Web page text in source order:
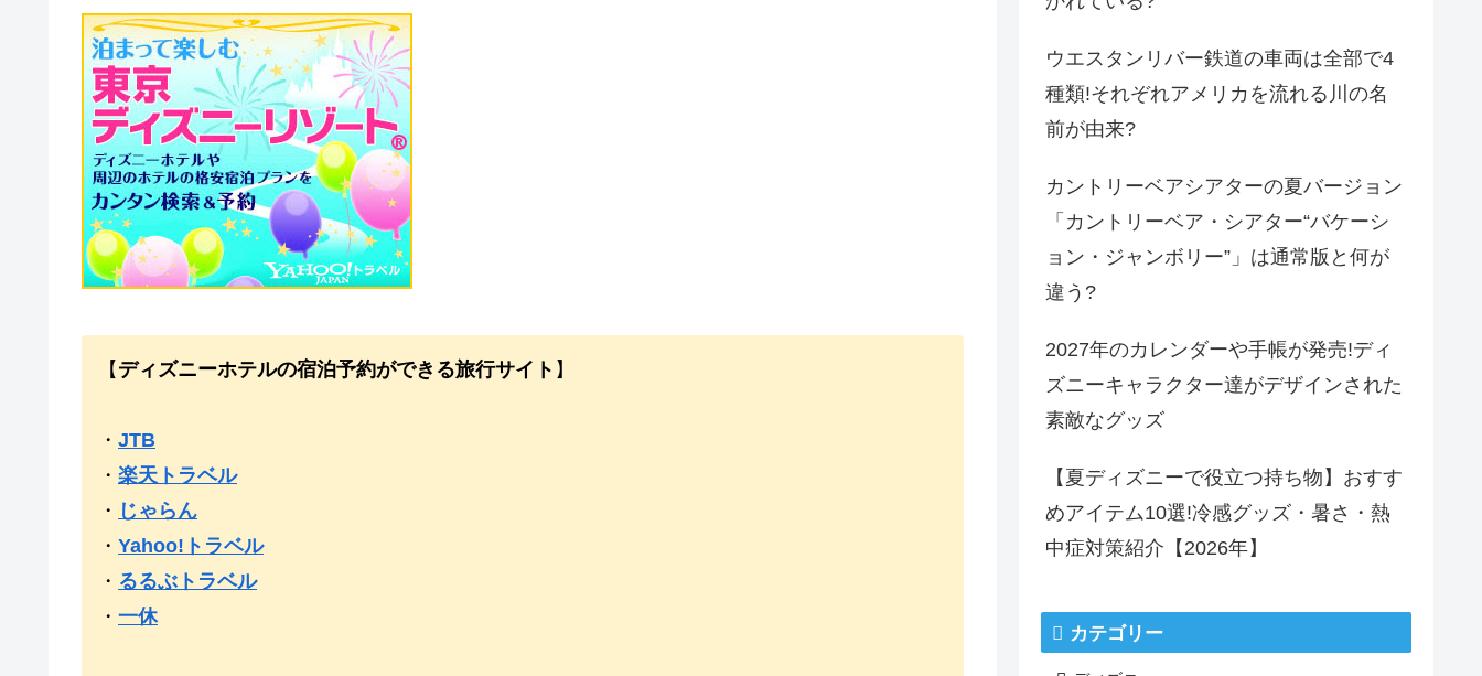
【 ディズニーホテルの宿泊予約ができる旅行サイト 】
・ JTB
・ 楽天トラベル
・ じゃらん
・ Yahoo!トラベル
・ るるぶトラベル
・ 一休
ウエスタンリバー鉄道の車両は全部で4
種類!それぞれアメリカを流れる川の名
前が由来?
カントリーベアシアターの夏バージョン
「カントリーベア・シアター“バケーシ
ョン・ジャンボリー”」は通常版と何が
違う?
2027年のカレンダーや手帳が発売!ディ
ズニーキャラクター達がデザインされた
素敵なグッズ
【夏ディズニーで役立つ持ち物】おすす
めアイテム10選!冷感グッズ・暑さ・熱
中症対策紹介【2026年】
カテゴリー